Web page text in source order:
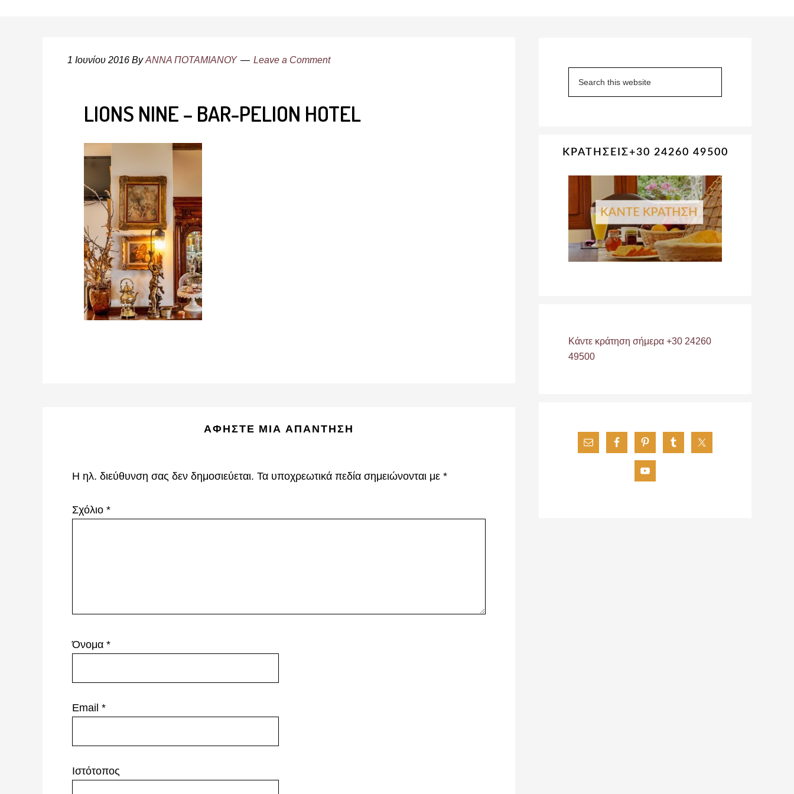
1 Ιουνίου 2016 ByΑΝΝΑ ΠΟΤΑΜΙΑΝΟΥ Leave a Comment
LIONS NINE – BAR-PELION HOTEL
ΑΦΉΣΤΕ ΜΙΑ ΑΠΆΝΤΗΣΗ
Η ηλ. διεύθυνση σας δεν δημοσιεύεται. Τα υποχρεωτικά πεδία σημειώνονται με *
Σχόλιο *
Όνομα *
Email *
Ιστότοπος
Sidebar
ΚΡΑΤΗΣΕΙΣ+30 24260 49500
Κάντε κράτηση σήμερα +30 24260
49500